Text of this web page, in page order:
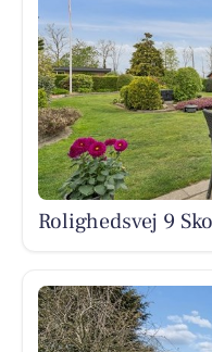
Rolighedsvej 9